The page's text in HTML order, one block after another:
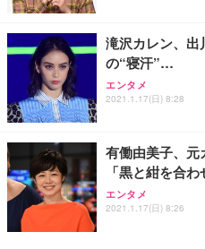
滝沢カレン、
の“寝汗”…
エンタメ
2021.1.17(日) 8:28
有働由美子、
「黒と紺を合
エンタメ
2021.1.17(日) 8:26